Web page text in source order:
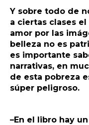
Y sobre todo de
a ciertas clases
amor por las
belleza no es
es importante
narrativas, en
de esta pobreza
súper peligroso.
–En el libro hay